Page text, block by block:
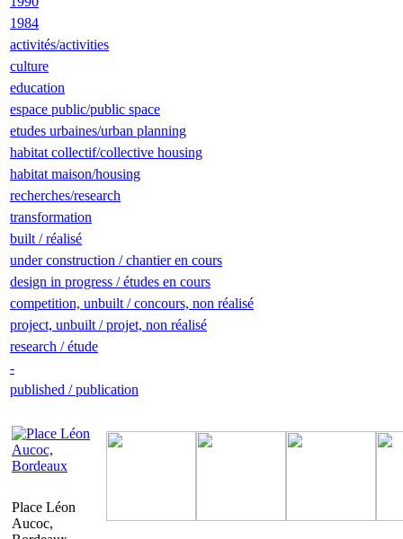
1984
activités/activities
culture
education
espace public/public space
etudes urbaines/urban planning
habitat collectif/collective housing
habitat maison/housing
recherches/research
transformation
built / réalisé
under construction / chantier en cours
design in progress / études en cours
competition, unbuilt / concours, non réalisé
project, unbuilt / projet, non réalisé
research / étude
-
published / publication
Place Léon
Aucoc,